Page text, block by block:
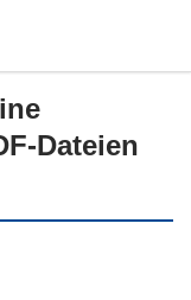
5 als PDF-
Dateien